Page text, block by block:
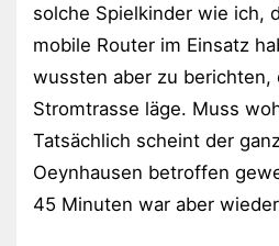
solche Spielkinder wie ich,
mobile Router im Einsatz
wussten aber zu berichten,
Stromtrasse läge. Muss
Tatsächlich scheint der
Oeynhausen betroffen
45 Minuten war aber